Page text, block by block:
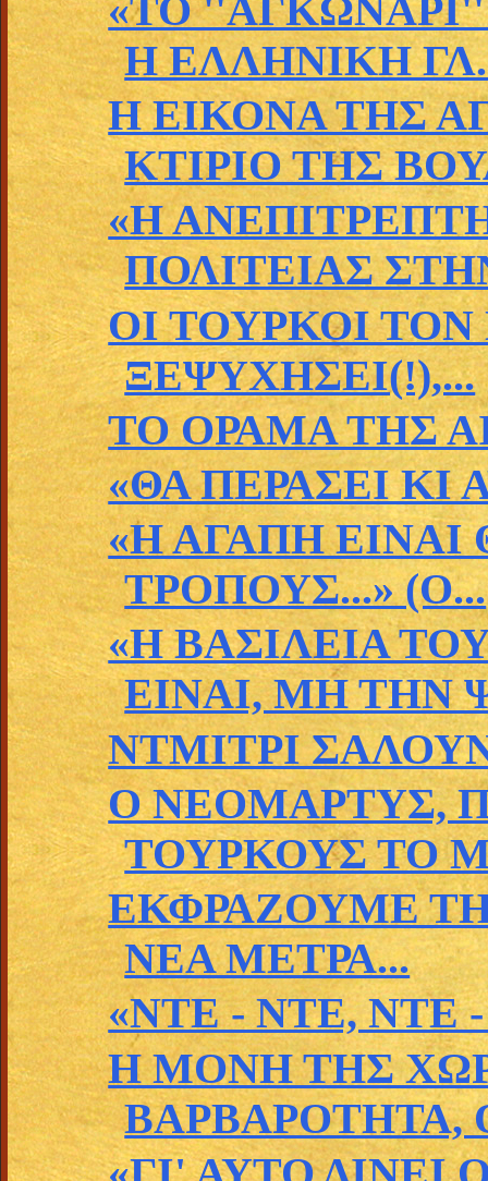
«ΤΟ
Η ΕΛΛΗΝΙΚΗ
Η ΕΙΚΟΝΑ ΤΗΣ
ΚΤΙΡΙΟ ΤΗΣ
«Η
ΠΟΛΙΤΕΙΑΣ
ΟΙ ΤΟΥΡΚΟΙ
ΞΕΨΥΧΗΣΕΙ(!),...
ΤΟ ΟΡΑΜΑ ΤΗΣ
«ΘΑ ΠΕΡΑΣΕΙ ΚΙ
«Η ΑΓΑΠΗ ΕΙΝΑΙ
ΤΡΟΠΟΥΣ...» (Ο...
«Η ΒΑΣΙΛΕΙΑ
ΕΙΝΑΙ, ΜΗ ΤΗΝ
ΝΤΜΙΤΡΙ
Ο ΝΕΟΜΑΡΤΥΣ,
ΤΟΥΡΚΟΥΣ ΤΟ
ΕΚΦΡΑΖΟΥΜΕ
ΝΕΑ ΜΕΤΡΑ...
«ΝΤΕ - ΝΤΕ, ΝΤΕ
Η ΜΟΝΗ ΤΗΣ
ΒΑΡΒΑΡΟΤΗΤΑ,